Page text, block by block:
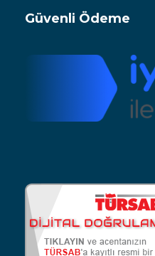
Güvenli Ödeme